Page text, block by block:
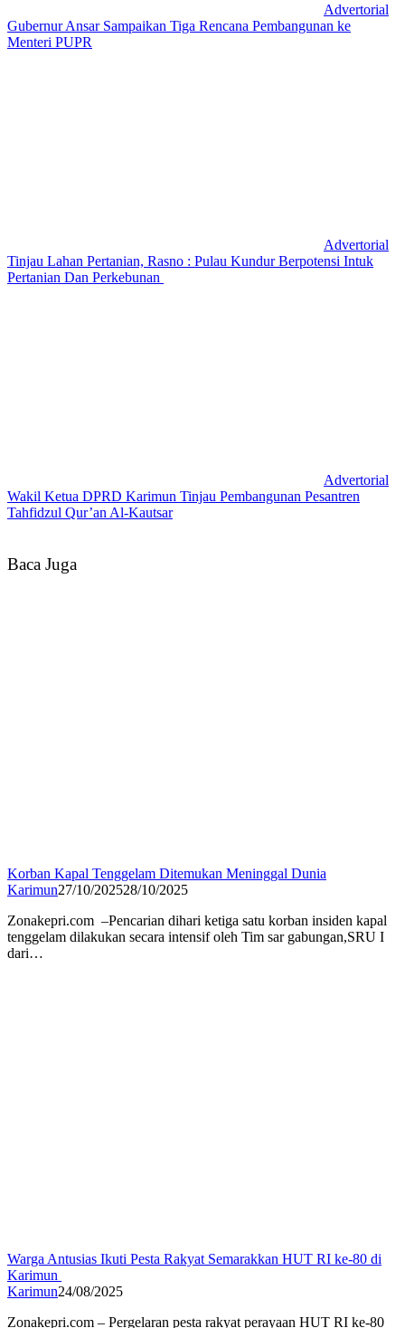
Advertorial
Gubernur Ansar Sampaikan Tiga Rencana Pembangunan ke
Menteri PUPR
Advertorial
Tinjau Lahan Pertanian, Rasno : Pulau Kundur Berpotensi Intuk
Pertanian Dan Perkebunan
Advertorial
Wakil Ketua DPRD Karimun Tinjau Pembangunan Pesantren
Tahfidzul Qur’an Al-Kautsar
Baca Juga
Korban Kapal Tenggelam Ditemukan Meninggal Dunia
Karimun27/10/202528/10/2025
Zonakepri.com –Pencarian dihari ketiga satu korban insiden kapal
tenggelam dilakukan secara intensif oleh Tim sar gabungan,SRU I
dari…
Warga Antusias Ikuti Pesta Rakyat Semarakkan HUT RI ke-80 di
Karimun
Karimun24/08/2025
Zonakepri.com – Pergelaran pesta rakyat perayaan HUT RI ke-80